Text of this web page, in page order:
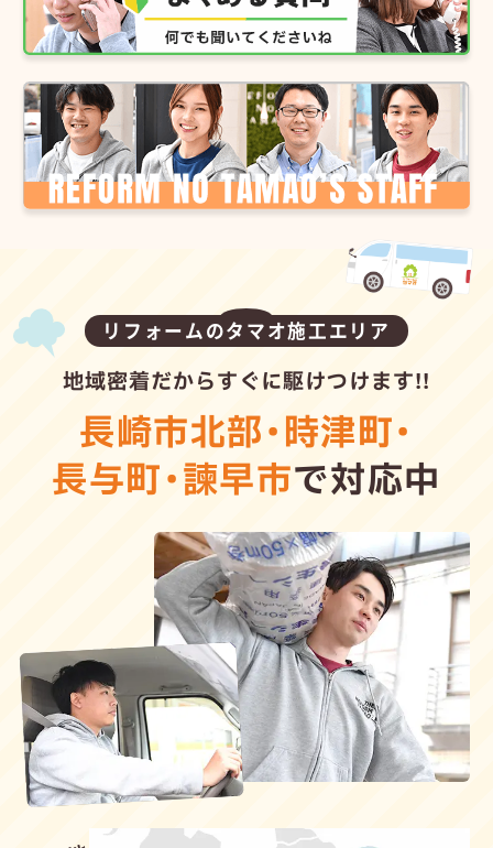
リフォームのタマオ施工エリア
地域密着だからすぐに駆けつけます!!
長崎市北部・時津町・
長与町・諫早市で対応中